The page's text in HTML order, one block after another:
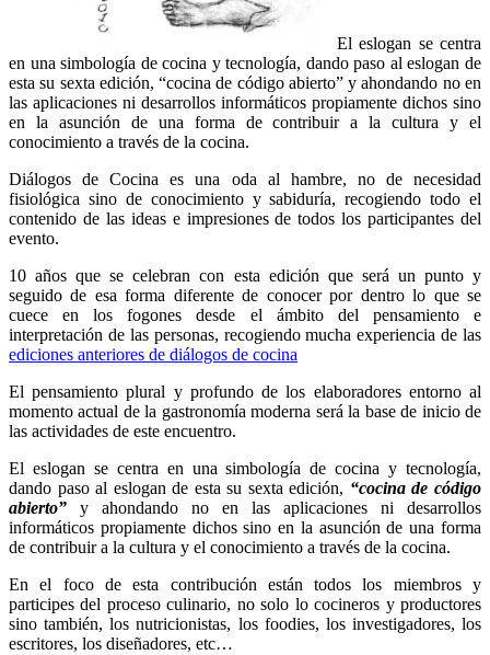
El eslogan se centra
en una simbología de cocina y tecnología, dando paso al eslogan de
esta su sexta edición, “cocina de código abierto” y ahondando no en
las aplicaciones ni desarrollos informáticos propiamente dichos sino
en la asunción de una forma de contribuir a la cultura y el
conocimiento a través de la cocina.
Diálogos de Cocina es una oda al hambre, no de necesidad
fisiológica sino de conocimiento y sabiduría, recogiendo todo el
contenido de las ideas e impresiones de todos los participantes del
evento.
10 años que se celebran con esta edición que será un punto y
seguido de esa forma diferente de conocer por dentro lo que se
cuece en los fogones desde el ámbito del pensamiento e
interpretación de las personas, recogiendo mucha experiencia de las
ediciones anteriores de diálogos de cocina
El pensamiento plural y profundo de los elaboradores entorno al
momento actual de la gastronomía moderna será la base de inicio de
las actividades de este encuentro.
El eslogan se centra en una simbología de cocina y tecnología,
dando paso al eslogan de esta su sexta edición, “cocina de código
abierto” y ahondando no en las aplicaciones ni desarrollos
informáticos propiamente dichos sino en la asunción de una forma
de contribuir a la cultura y el conocimiento a través de la cocina.
En el foco de esta contribución están todos los miembros y
participes del proceso culinario, no solo lo cocineros y productores
sino también, los nutricionistas, los foodies, los investigadores, los
escritores, los diseñadores, etc…